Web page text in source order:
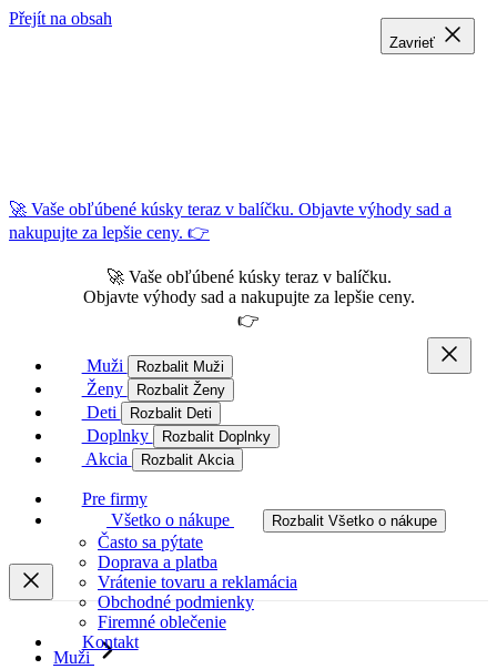
Přejít na obsah
🚀 Vaše obľúbené kúsky teraz v balíčku. Objavte výhody sad a
nakupujte za lepšie ceny. 👉
🚀 Vaše obľúbené kúsky teraz v balíčku.
Objavte výhody sad a nakupujte za lepšie ceny.
👉
Muži Rozbalit Muži
Ženy Rozbalit Ženy
Deti Rozbalit Deti
Doplnky Rozbalit Doplnky
Akcia Rozbalit Akcia
Pre firmy
Všetko o nákupe
Rozbalit Všetko o nákupe
Často sa pýtate
Doprava a platba
Vrátenie tovaru a reklamácia
Obchodné podmienky
Firemné oblečenie
Kontakt
Muži
Zavrieť
Zavrieť
Zavrieť